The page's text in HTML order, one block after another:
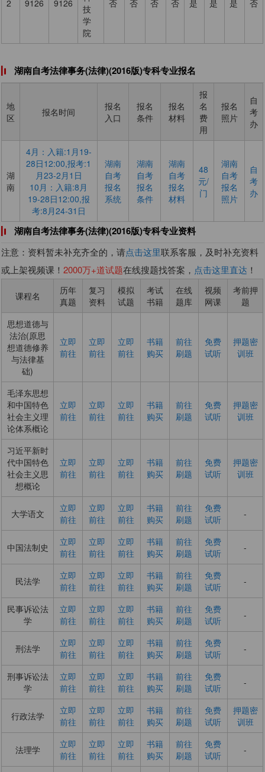
2 9126 9126
技
学
院
否 否 否 否 是 是 是 否
湖南自考法律事务(法律)(2016版)专科专业报名
地
区
报名时间
报名
入口
报名
条件
报名
材料
报
名
费
用
报名
照片
自
考
办
湖
南
4月：入籍:1月19-
28日12:00,报考:1
月23-2月1日
10月：入籍:8月
19-28日12:00,报
考:8月24-31日
湖南
自考
报名
系统
​湖南
自考
报名
条件
​湖南
自考
报名
材料
48
元/
门
湖南
自考
报名
照片
自
考
办
湖南自考法律事务(法律)(2016版)专科专业资料
注意：资料暂未补充齐全的，请点击这里联系客服，及时补充资料
或上架视频课！2000万+道试题在线搜题找答案， 点击这里直达 ！
课程名
历年
真题
复习
资料
模拟
试题
考试
书籍
在线
题库
视频
网课
考前押
题
思想道德与
法治(原思
想道德修养
与法律基
础)
立即
前往
立即
前往
立即
前往
书籍
购买
前往
刷题
免费
试听
押题密
训班
毛泽东思想
和中国特色
社会主义理
论体系概论
立即
前往
立即
前往
立即
前往
书籍
购买
前往
刷题
免费
试听
押题密
训班
习近平新时
代中国特色
社会主义思
想概论
立即
前往
立即
前往
立即
前往
书籍
购买
前往
刷题
免费
试听
押题密
训班
大学语文
立即
前往
立即
前往
立即
前往
书籍
购买
前往
刷题
免费
试听
-
中国法制史
立即
前往
立即
前往
立即
前往
书籍
购买
前往
刷题
免费
试听
-
民法学
立即
前往
立即
前往
立即
前往
书籍
购买
前往
刷题
免费
试听
-
民事诉讼法
学
立即
前往
立即
前往
立即
前往
书籍
购买
前往
刷题
免费
试听
-
刑法学
立即
前往
立即
前往
立即
前往
书籍
购买
前往
刷题
免费
试听
-
刑事诉讼法
学
立即
前往
立即
前往
立即
前往
书籍
购买
前往
刷题
免费
试听
-
行政法学
立即
前往
立即
前往
立即
前往
书籍
购买
前往
刷题
免费
试听
押题密
训班
法理学
立即
前往
立即
前往
立即
前往
书籍
购买
前往
刷题
免费
试听
-